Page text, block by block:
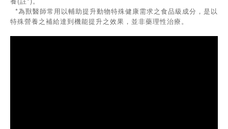
*為獸醫師常用以輔助提升動物特殊健康需求之食品級成分，是以
特殊營養之補給達到機能提升之效果，並非藥理性治療。